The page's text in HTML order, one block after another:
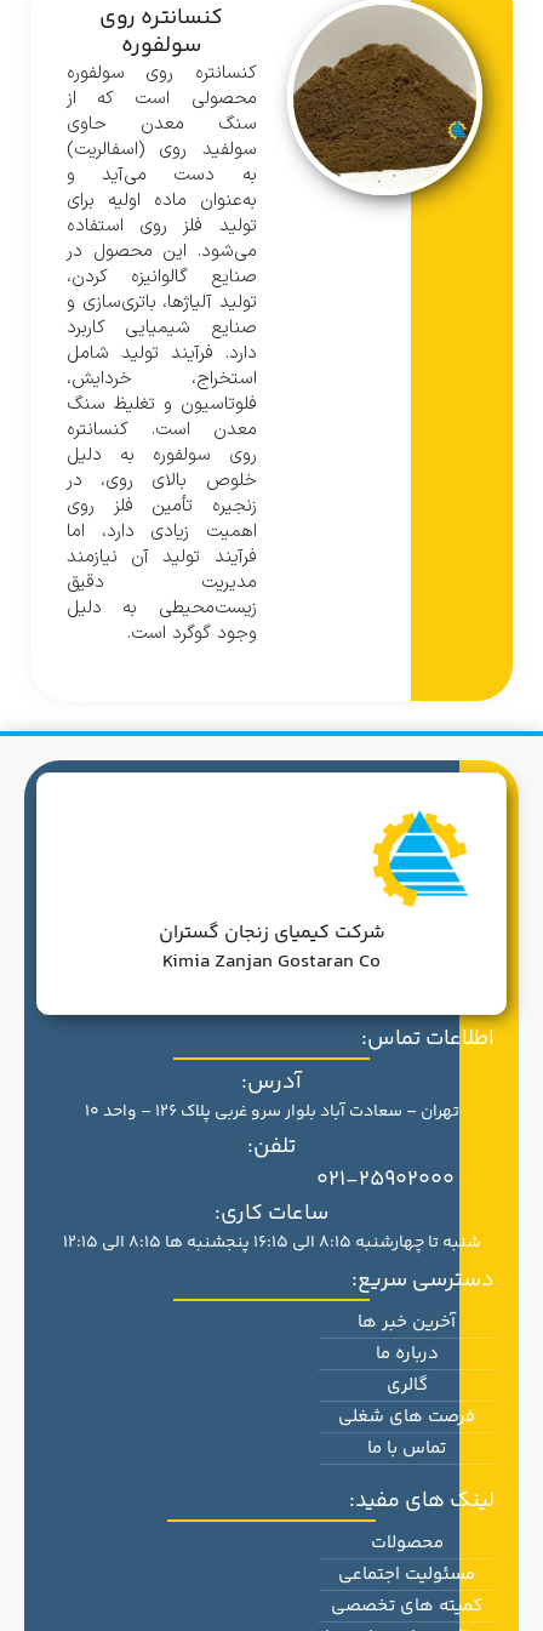
کنسانتره روی
سولفوره
کنسانتره روی سولفوره
محصولی است که از
سنگ معدن حاوی
سولفید روی (اسفالریت)
به دست می‌آید و
به‌عنوان ماده اولیه برای
تولید فلز روی استفاده
می‌شود. این محصول در
صنایع گالوانیزه کردن،
تولید آلیاژها، باتری‌سازی و
صنایع شیمیایی کاربرد
دارد. فرآیند تولید شامل
استخراج، خردایش،
فلوتاسیون و تغلیظ سنگ
معدن است. کنسانتره
روی سولفوره به دلیل
خلوص بالای روی، در
زنجیره تأمین فلز روی
اهمیت زیادی دارد، اما
فرآیند تولید آن نیازمند
مدیریت دقیق
زیست‌محیطی به دلیل
وجود گوگرد است.
اطلاعات تماس:
آدرس:
تهران – سعادت آباد بلوار سرو غربی پلاک 126 – واحد 10
تلفن:
021-25902000
ساعات کاری:
شنبه تا چهارشنبه 8:15 الی 16:15 پنجشنبه ها 8:15 الی 12:15
دسترسی سریع:
آخرین خبر ها
درباره ما
گالری
فرصت های شغلی
تماس با ما
لینک های مفید:
محصولات
مسئولیت اجتماعی
کمیته های تخصصی
شرکت کیمیای زنجان گستران
Kimia Zanjan Gostaran Co